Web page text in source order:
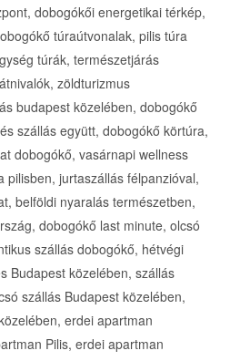
dobogókői energetikai térkép,
túraútvonalak, pilis túra
túrák, természetjárás
zöldturizmus
budapest közelében, dobogókő
szállás együtt, dobogókő körtúra,
dobogókő, vasárnapi wellness
pilisben, jurtaszállás félpanzióval,
belföldi nyaralás természetben,
dobogókő last minute, olcsó
szállás dobogókő, hétvégi
Budapest közelében, szállás
szállás Budapest közelében,
erdei apartman
Pilis, erdei apartman